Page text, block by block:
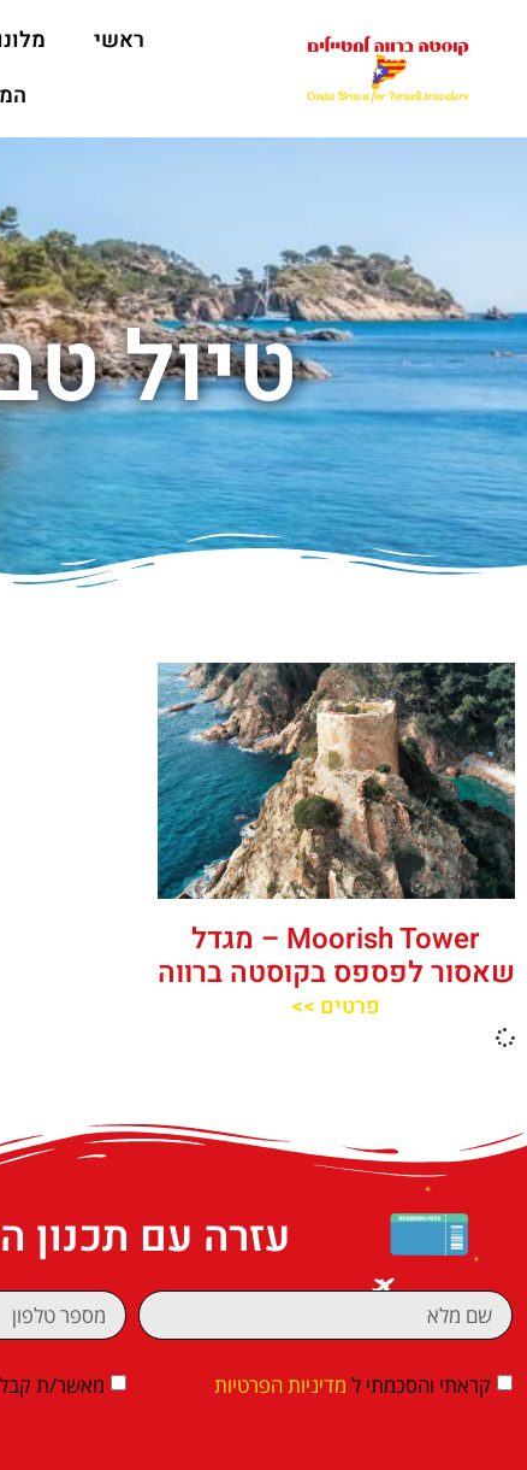
ראשי
טיול
‪‪Moorish Tower‬‬ – מגדל
שאסור לפספס בקוסטה ברווה
פרטים >>
עזרה עם תכנון
קראתי והסכמתי ל מדיניות הפרטיות מאשר/ת קבלת